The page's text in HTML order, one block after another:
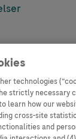
informasjon som
er tilgjengelig
på at vi ikke tar
ikke er i samsvar
eller bruk i
technologies
strictly necessary
learn how our
cross-site
and